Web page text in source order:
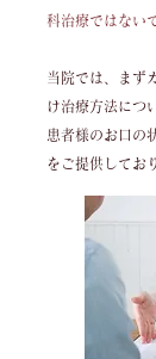
科治療ではない
当院では、まず
け治療方法につ
患者様のお口の
をご提供してお